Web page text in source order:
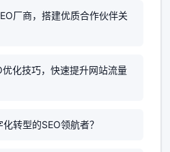
厂商，搭建优质合作伙伴关
化技巧，快速提升网站流量
转型的SEO领航者？